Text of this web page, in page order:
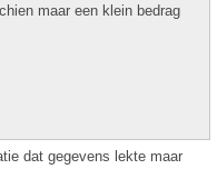
maar een klein bedrag
dat gegevens lekte maar